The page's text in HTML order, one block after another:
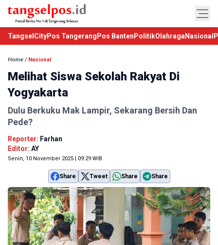
TangselCityPos Tangerang Pos Banten PolitikOlahraga Nasional
Home / Nasional
Melihat Siswa Sekolah Rakyat Di
Yogyakarta
Dulu Berkuku Mak Lampir, Sekarang Bersih Dan
Pede?
Reporter: Farhan
Editor: AY
Senin, 10 November 2025 | 09:29 WIB
Share Tweet Share Share